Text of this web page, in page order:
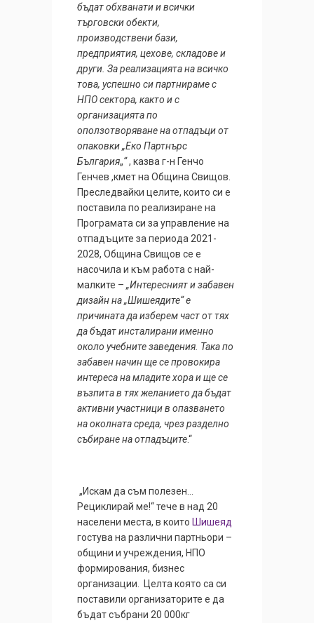
бъдат обхванати и всички
търговски обекти,
производствени бази,
предприятия, цехове, складове и
други. За реализацията на всичко
това, успешно си партнираме с
НПО сектора, както и с
организацията по
оползотворяване на отпадъци от
опаковки „Еко Партнърс
България„“, казва г-н Генчо
Генчев ,кмет на Община Свищов.
Преследвайки целите, които си е
поставила по реализиране на
Програмата си за управление на
отпадъците за периода 2021-
2028, Община Свищов се е
насочила и към работа с най-
малките – „Интересният и забавен
дизайн на „Шишеядите“ е
причината да изберем част от тях
да бъдат инсталирани именно
около учебните заведения. Така по
забавен начин ще се провокира
интереса на младите хора и ще се
възпита в тях желанието да бъдат
активни участници в опазването
на околната среда, чрез разделно
събиране на отпадъците.“
„Искам да съм полезен…
Рециклирай ме!“ тече в над 20
населени места, в които Шишеяд
гостува на различни партньори –
общини и учреждения, НПО
формирования, бизнес
организации. Целта която са си
поставили организаторите е да
бъдат събрани 20 000кг